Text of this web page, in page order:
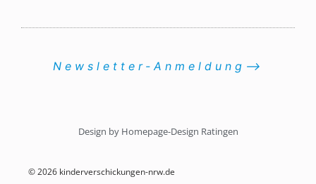
Newsletter-Anmeldung⟶
Design by Homepage-Design Ratingen
© 2026 kinderverschickungen-nrw.de